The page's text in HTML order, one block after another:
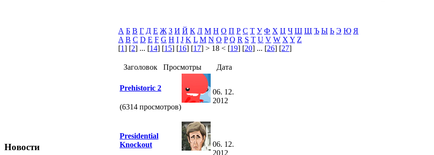
Новости
А Б В Г Д Е Ж З И Й К Л М Н О П Р С Т У Ф Х Ц Ч Ш Щ Ъ Ы Ь Э Ю Я
A B C D E F G H I J K L M N O P Q R S T U V W X Y Z
[1] [2] ... [14] [15] [16] [17] > 18 < [19] [20] ... [26] [27]
Заголовок Просмотры Дата
Prehistoric 2
(6314 просмотров)
06. 12.
2012
Presidential
Knockout
06. 12.
2012